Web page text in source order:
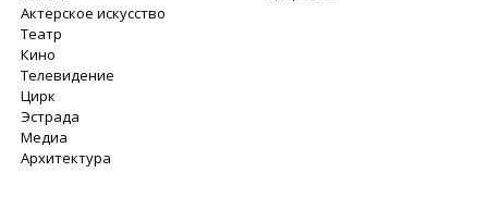
Актерское искусство
Театр
Кино
Телевидение
Цирк
Эстрада
Медиа
Архитектура